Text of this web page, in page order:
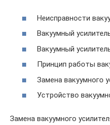
Неисправности
Вакуумный
Вакуумный
Принцип работы
Замена вакуумного
Устройство
Замена вакуумного